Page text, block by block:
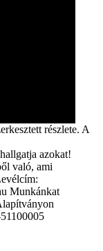
részlete. A
azokat!
való, ami
Munkánkat